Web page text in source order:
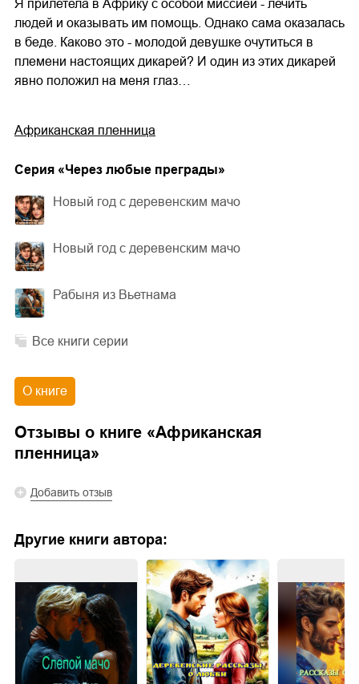
03.mp3 14:00
Я прилетела в Африку с особой миссией - лечить
людей и оказывать им помощь. Однако сама оказалась
в беде. Каково это - молодой девушке очутиться в
племени настоящих дикарей? И один из этих дикарей
явно положил на меня глаз…
Африканская пленница
Cерия «Через любые преграды»
Новый год с деревенским мачо
Новый год с деревенским мачо
Рабыня из Вьетнама
Все книги серии
О книге
Отзывы о книге «Африканская
пленница»
Добавить отзыв
Другие книги автора: